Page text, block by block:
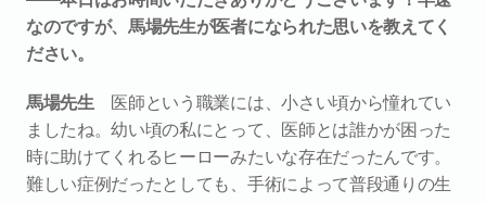
なのですが、馬場先生が医者になられた思いを教えてく
ださい。
馬場先生 医師という職業には、小さい頃から憧れてい
ましたね。幼い頃の私にとって、医師とは誰かが困った
時に助けてくれるヒーローみたいな存在だったんです。
難しい症例だったとしても、手術によって普段通りの生